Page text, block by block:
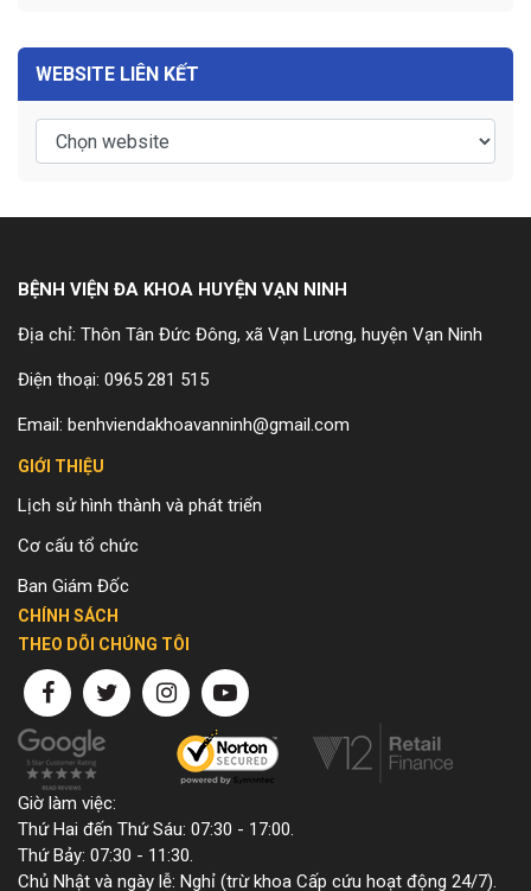
WEBSITE LIÊN KẾT
BỆNH VIỆN ĐA KHOA HUYỆN VẠN NINH
Địa chỉ: Thôn Tân Đức Đông, xã Vạn Lương, huyện Vạn Ninh
Điện thoại: 0965 281 515
Email: benhviendakhoavanninh@gmail.com
GIỚI THIỆU
Lịch sử hình thành và phát triển
Cơ cấu tổ chức
Ban Giám Đốc
CHÍNH SÁCH
THEO DÕI CHÚNG TÔI
Giờ làm việc:
Thứ Hai đến Thứ Sáu: 07:30 - 17:00.
Thứ Bảy: 07:30 - 11:30.
Chủ Nhật và ngày lễ: Nghỉ (trừ khoa Cấp cứu hoạt động 24/7).